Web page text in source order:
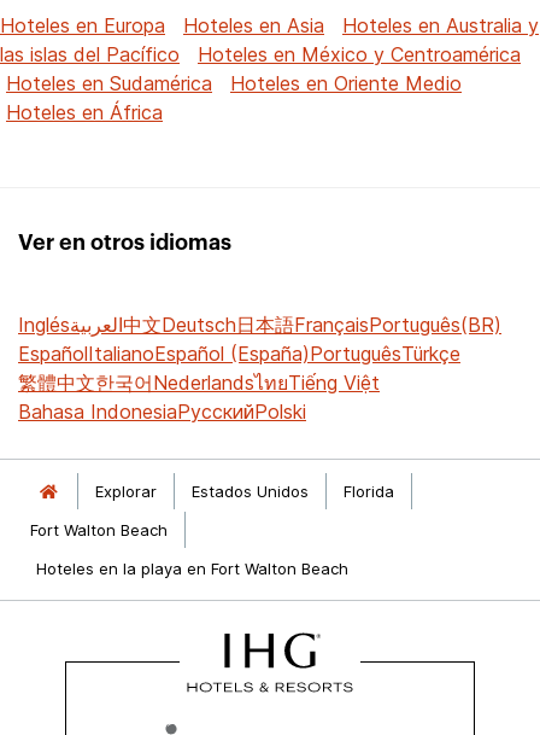
Hoteles en Europa
Hoteles en Asia
Hoteles en Australia y
las islas del Pacífico
Hoteles en México y Centroamérica
Hoteles en Sudamérica
Hoteles en Oriente Medio
Hoteles en África
Ver en otros idiomas
Inglésالعربية中文Deutsch日本語FrançaisPortuguês(BR)
EspañolItalianoEspañol (España)PortuguêsTürkçe
繁體中文한국어NederlandsไทยTiếng Việt
Bahasa IndonesiaРусскийPolski
Explorar Estados Unidos
Florida
Fort Walton Beach
Hoteles en la playa en Fort Walton Beach